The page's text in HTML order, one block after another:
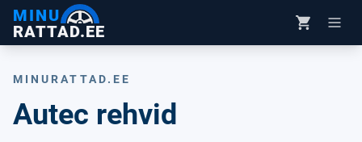
MINU
RATTAD.EE
MINURATTAD.EE
Autec rehvid